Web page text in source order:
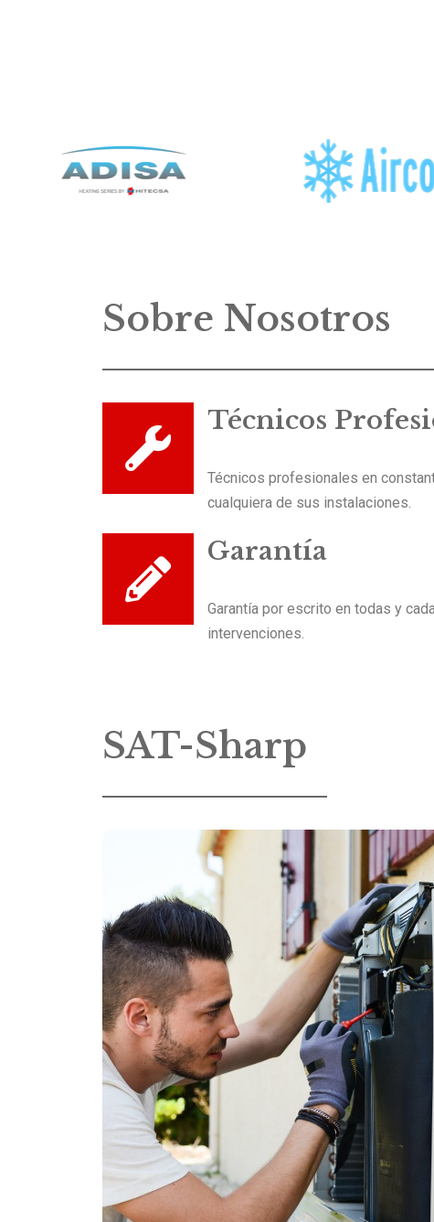
Sobre Nosotros
Técnicos
Técnicos profesionales en
cualquiera de sus instalaciones.
Garantía
Garantía por escrito en todas y
intervenciones.
SAT-Sharp